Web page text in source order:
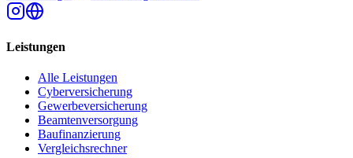
Leistungen
Alle Leistungen
Cyberversicherung
Gewerbeversicherung
Beamtenversorgung
Baufinanzierung
Vergleichsrechner